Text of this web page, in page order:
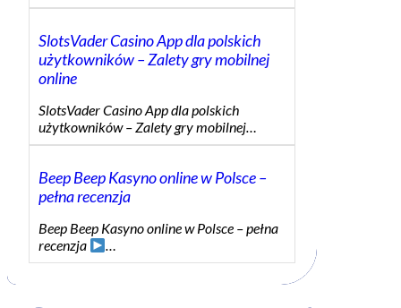
SlotsVader Casino App dla polskich
użytkowników – Zalety gry mobilnej
online
SlotsVader Casino App dla polskich
użytkowników – Zalety gry mobilnej…
Beep Beep Kasyno online w Polsce –
pełna recenzja
Beep Beep Kasyno online w Polsce – pełna
recenzja
…